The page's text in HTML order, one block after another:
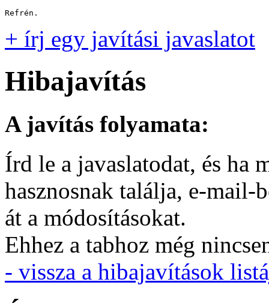
+ írj egy javítási javaslatot
Hibajavítás
A javítás folyamata:
Írd le a javaslatodat, és ha
hasznosnak találja, e-mail-
át a módosításokat.
Ehhez a tabhoz még
- vissza a hibajavítások